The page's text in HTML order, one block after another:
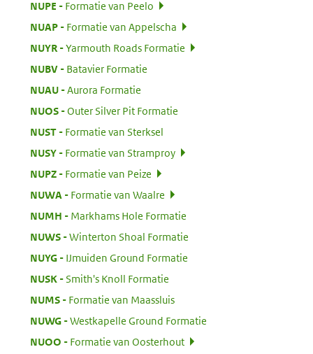
NUPE
Formatie van Peelo
NUAP:
Formatie van Appelscha
NUYR:
Yarmouth Roads Formatie
NUBV:
Batavier Formatie
NUAU:
Aurora Formatie
NUOS:
Outer Silver Pit Formatie
NUST:
Formatie van Sterksel
NUSY:
Formatie van Stramproy
NUPZ:
Formatie van Peize
NUWA
Formatie van Waalre
NUMH
Markhams Hole Formatie
NUWS:
Winterton Shoal Formatie
NUYG:
IJmuiden Ground Formatie
NUSK:
Smith's Knoll Formatie
NUMS:
Formatie van Maassluis
NUWG:
Westkapelle Ground Formatie
NUOO
Formatie van Oosterhout